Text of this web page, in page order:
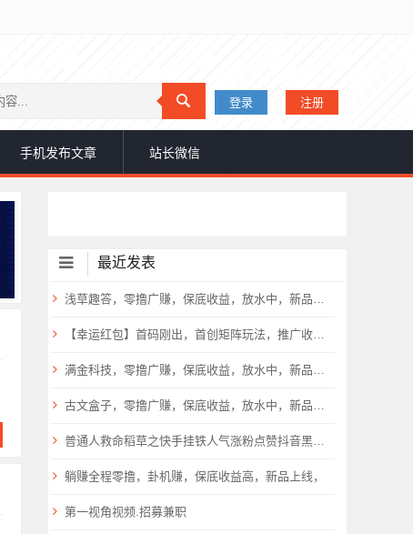
登录 注册
手机发布文章 站长微信
最近发表
浅草趣答，零撸广赚，保底收益，放水中，新品上线，
【幸运红包】首码刚出，首创矩阵玩法，推广收益超高！
满金科技，零撸广赚，保底收益，放水中，新品上线，
古文盒子，零撸广赚，保底收益，放水中，新品上线，
普通人救命稻草之快手挂铁人气涨粉点赞抖音黑科技云端商城免费公布
躺赚全程零撸，卦机赚，保底收益高，新品上线，
第一视角视频.招募兼职